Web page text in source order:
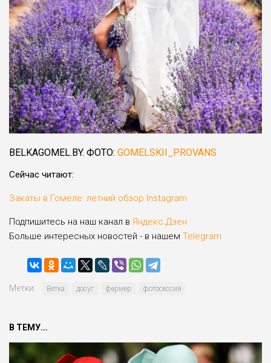
BELKAGOMEL.BY. ФОТО: GOMELSKII_PROVANS
Сейчас читают:
Закаты в Гомеле: летний обзор Instagram
Подпишитесь на наш канал в Яндекс.Дзен
Больше интересных новостей - в нашем Telegram
Метки: Ветка досуг фермер фотосессия
В ТЕМУ...